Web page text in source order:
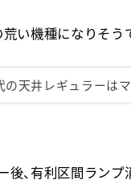
い機種になりそう
の天井レギュラーはマ
後、有利区間ランプ